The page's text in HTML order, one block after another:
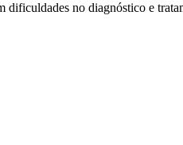
dificuldades no diagnóstico e